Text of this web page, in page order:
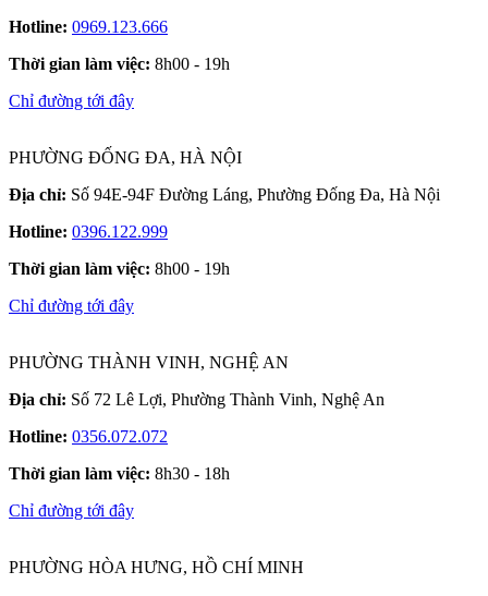
Hotline: 0969.123.666
Thời gian làm việc: 8h00 - 19h
Chỉ đường tới đây
PHƯỜNG ĐỐNG ĐA, HÀ NỘI
Địa chỉ: Số 94E-94F Đường Láng, Phường Đống Đa, Hà Nội
Hotline: 0396.122.999
Thời gian làm việc: 8h00 - 19h
Chỉ đường tới đây
PHƯỜNG THÀNH VINH, NGHỆ AN
Địa chỉ: Số 72 Lê Lợi, Phường Thành Vinh, Nghệ An
Hotline: 0356.072.072
Thời gian làm việc: 8h30 - 18h
Chỉ đường tới đây
PHƯỜNG HÒA HƯNG, HỒ CHÍ MINH